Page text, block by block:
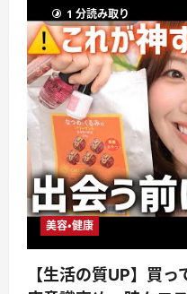
1 分読み取り
美容・健康
【生活の質UP】買